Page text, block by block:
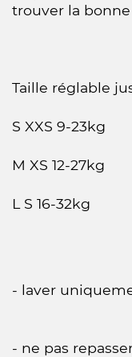
trouver la
Taille réglable
S XXS 9-23kg
M XS 12-27kg
L S 16-32kg
- laver
- ne pas